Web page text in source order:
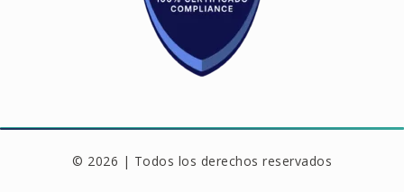
© 2026 | Todos los derechos reservados